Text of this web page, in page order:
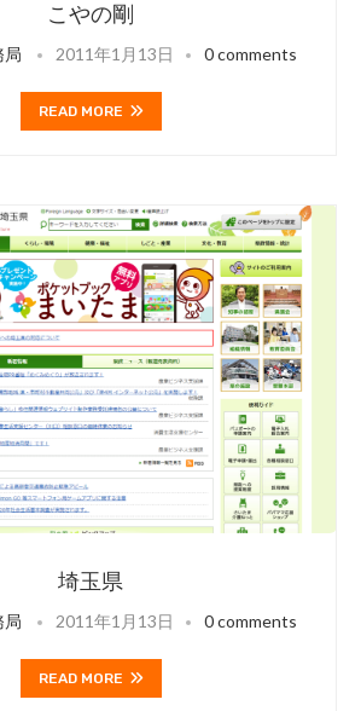
こやの剛
局 2011年1月13日 0 comments
READ MORE
埼玉県
局 2011年1月13日 0 comments
READ MORE